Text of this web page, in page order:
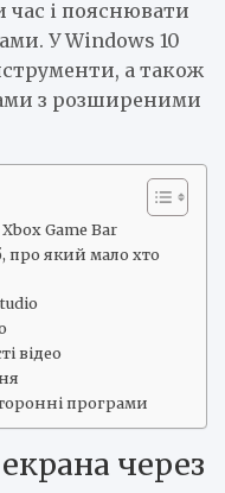
і пояснювати
У Windows 10
а також
з розширеними
Game Bar
про який мало хто
відео
програми
через